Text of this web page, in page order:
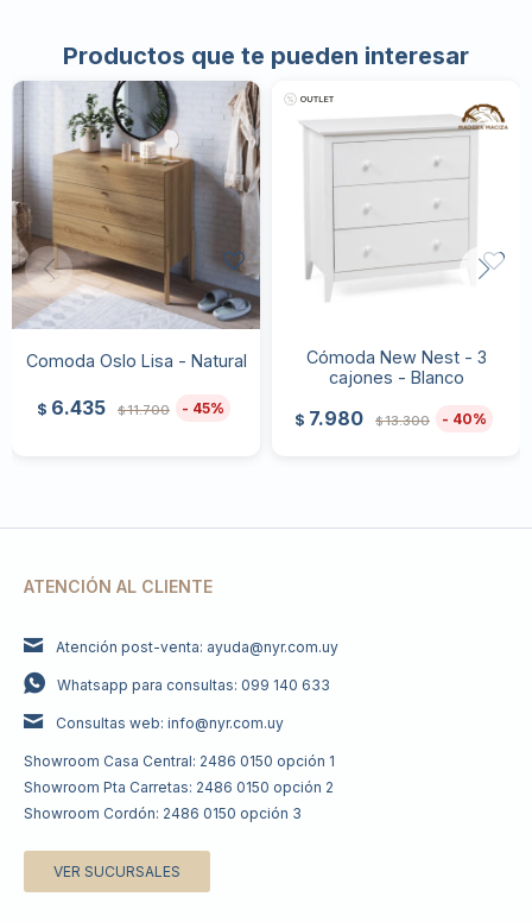
Productos que te pueden interesar
Comoda Oslo Lisa - Natural
$ 6.435 $11.700 45
Cómoda New Nest - 3
cajones - Blanco
$ 7.980 $13.300 40
ATENCIÓN AL CLIENTE
Atención post-venta: ayuda@nyr.com.uy
Whatsapp para consultas: 099 140 633
Consultas web: info@nyr.com.uy
Showroom Casa Central: 2486 0150 opción 1
Showroom Pta Carretas: 2486 0150 opción 2
Showroom Cordón: 2486 0150 opción 3
VER SUCURSALES